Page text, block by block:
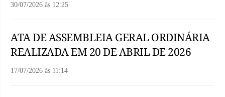
30/07/2026 às 12:25
ATA DE ASSEMBLEIA GERAL ORDINÁRIA
REALIZADA EM 20 DE ABRIL DE 2026
17/07/2026 às 11:14